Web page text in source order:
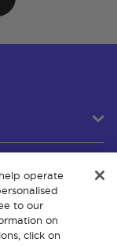
operate
to our
on
click on